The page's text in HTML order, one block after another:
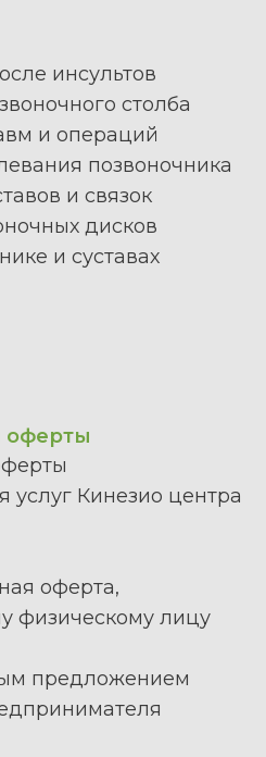
инсультов
столба
и операций
позвоночника
и связок
дисков
и суставах
оферты
услуг Кинезио центра
оферта,
физическому лицу
предложением